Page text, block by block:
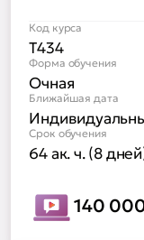
Код курса
Т434
Форма обучения
Очная
Ближайшая дата
Срок обучения
64 ак. ч. (8
140